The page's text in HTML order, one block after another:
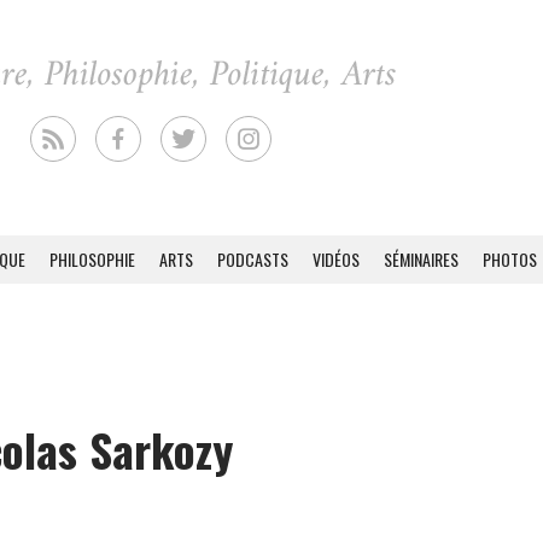
PHILOSOPHIE ARTS PODCASTS VIDÉOS SÉMINAIRES PHOTOS
Sarkozy